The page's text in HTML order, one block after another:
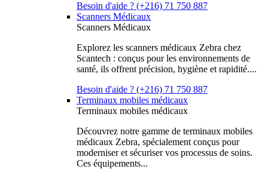
Besoin d'aide ? (+216) 71 750 887
Scanners Médicaux
Scanners Médicaux
Explorez les scanners médicaux Zebra chez
Scantech : conçus pour les environnements de
santé, ils offrent précision, hygiène et rapidité....
Besoin d'aide ? (+216) 71 750 887
Terminaux mobiles médicaux
Terminaux mobiles médicaux
Découvrez notre gamme de terminaux mobiles
médicaux Zebra, spécialement conçus pour
moderniser et sécuriser vos processus de soins.
Ces équipements...